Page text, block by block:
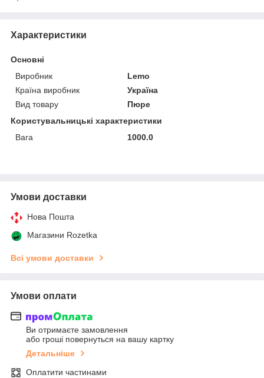
Характеристики
Основні
Виробник
Lemo
Країна виробник
Україна
Вид товару
Пюре
Користувальницькі характеристики
Вага
1000.0
Умови доставки
Нова Пошта
Магазини Rozetka
Всі умови доставки
Умови оплати
Ви отримаєте замовлення
або гроші повернуться на вашу картку
Детальніше
Оплатити частинами